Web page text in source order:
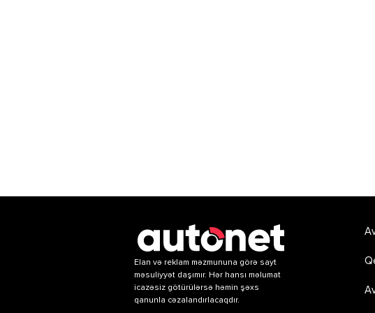
Elan və reklam məzmununa görə sayt
məsuliyyət daşımır. Hər hansı məlumat
icazəsiz götürülərsə həmin şəxs
qanunla cəzalandırlacaqdır.